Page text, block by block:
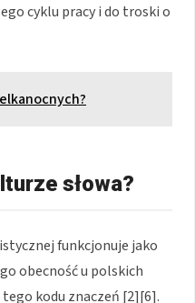
cyklu pracy i do troski o
słowa?
funkcjonuje jako
obecność u polskich
kodu znaczeń [2][6].